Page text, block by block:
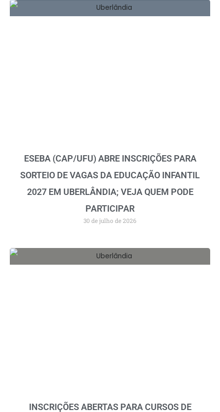
ESEBA (CAP/UFU) ABRE INSCRIÇÕES PARA
SORTEIO DE VAGAS DA EDUCAÇÃO INFANTIL
2027 EM UBERLÂNDIA; VEJA QUEM PODE
PARTICIPAR
30 de julho de 2026
INSCRIÇÕES ABERTAS PARA CURSOS DE